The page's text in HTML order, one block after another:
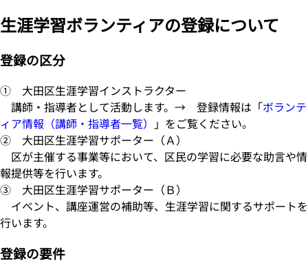
生涯学習ボランティアの登録について
登録の区分
① 大田区生涯学習インストラクター
講師・指導者として活動します。→ 登録情報は「ボランテ
ィア情報（講師・指導者一覧）
」をご覧ください。
② 大田区生涯学習サポーター（Ａ）
区が主催する事業等において、区民の学習に必要な助言や情
報提供等を行います。
③ 大田区生涯学習サポーター（Ｂ）
イベント、講座運営の補助等、生涯学習に関するサポートを
行います。
登録の要件